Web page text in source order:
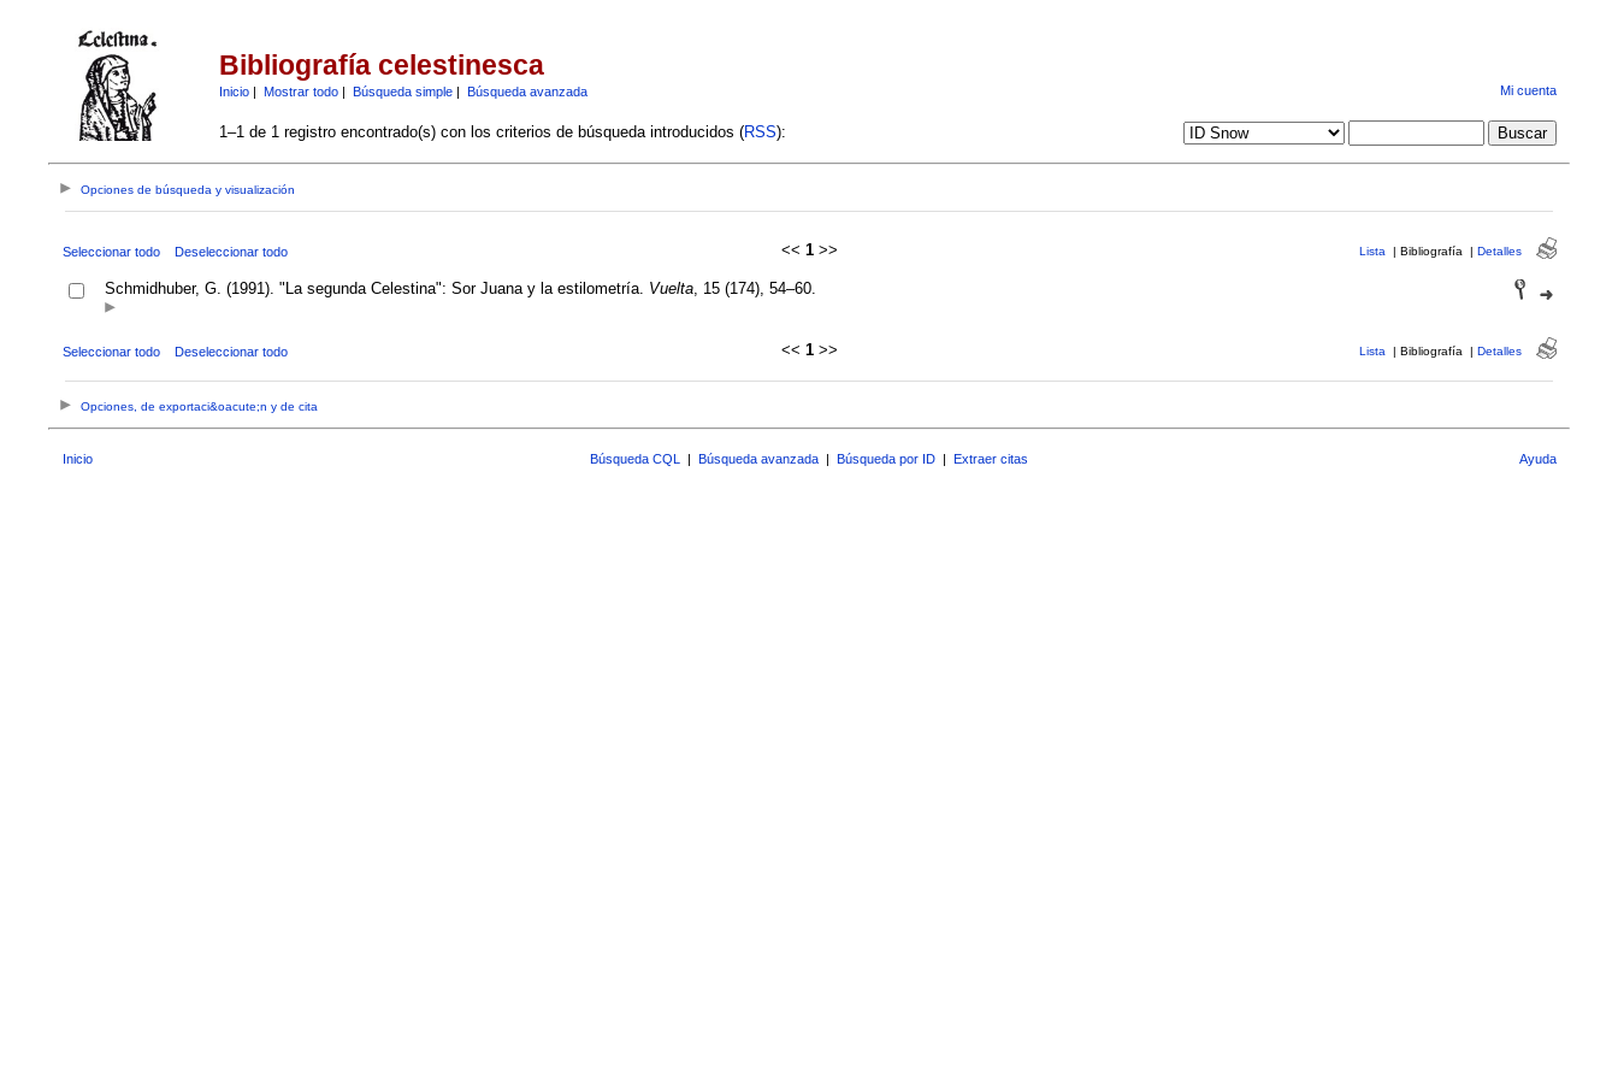
Bibliografía celestinesca
Inicio| Mostrar todo| Búsqueda simple| Búsqueda avanzada Mi cuenta
1–1 de 1 registro encontrado(s) con los criterios de búsqueda introducidos (RSS):
Opciones de búsqueda y visualización
Seleccionar todo Deseleccionar todo << 1>> Lista | Bibliografía | Detalles
Schmidhuber, G. (1991). "La segunda Celestina": Sor Juana y la estilometría. Vuelta, 15 (174), 54–60.
Seleccionar todo Deseleccionar todo << 1>> Lista | Bibliografía | Detalles
Opciones, de exportaci&oacute;n y de cita
Inicio Búsqueda CQL | Búsqueda avanzada | Búsqueda por ID | Extraer citas Ayuda